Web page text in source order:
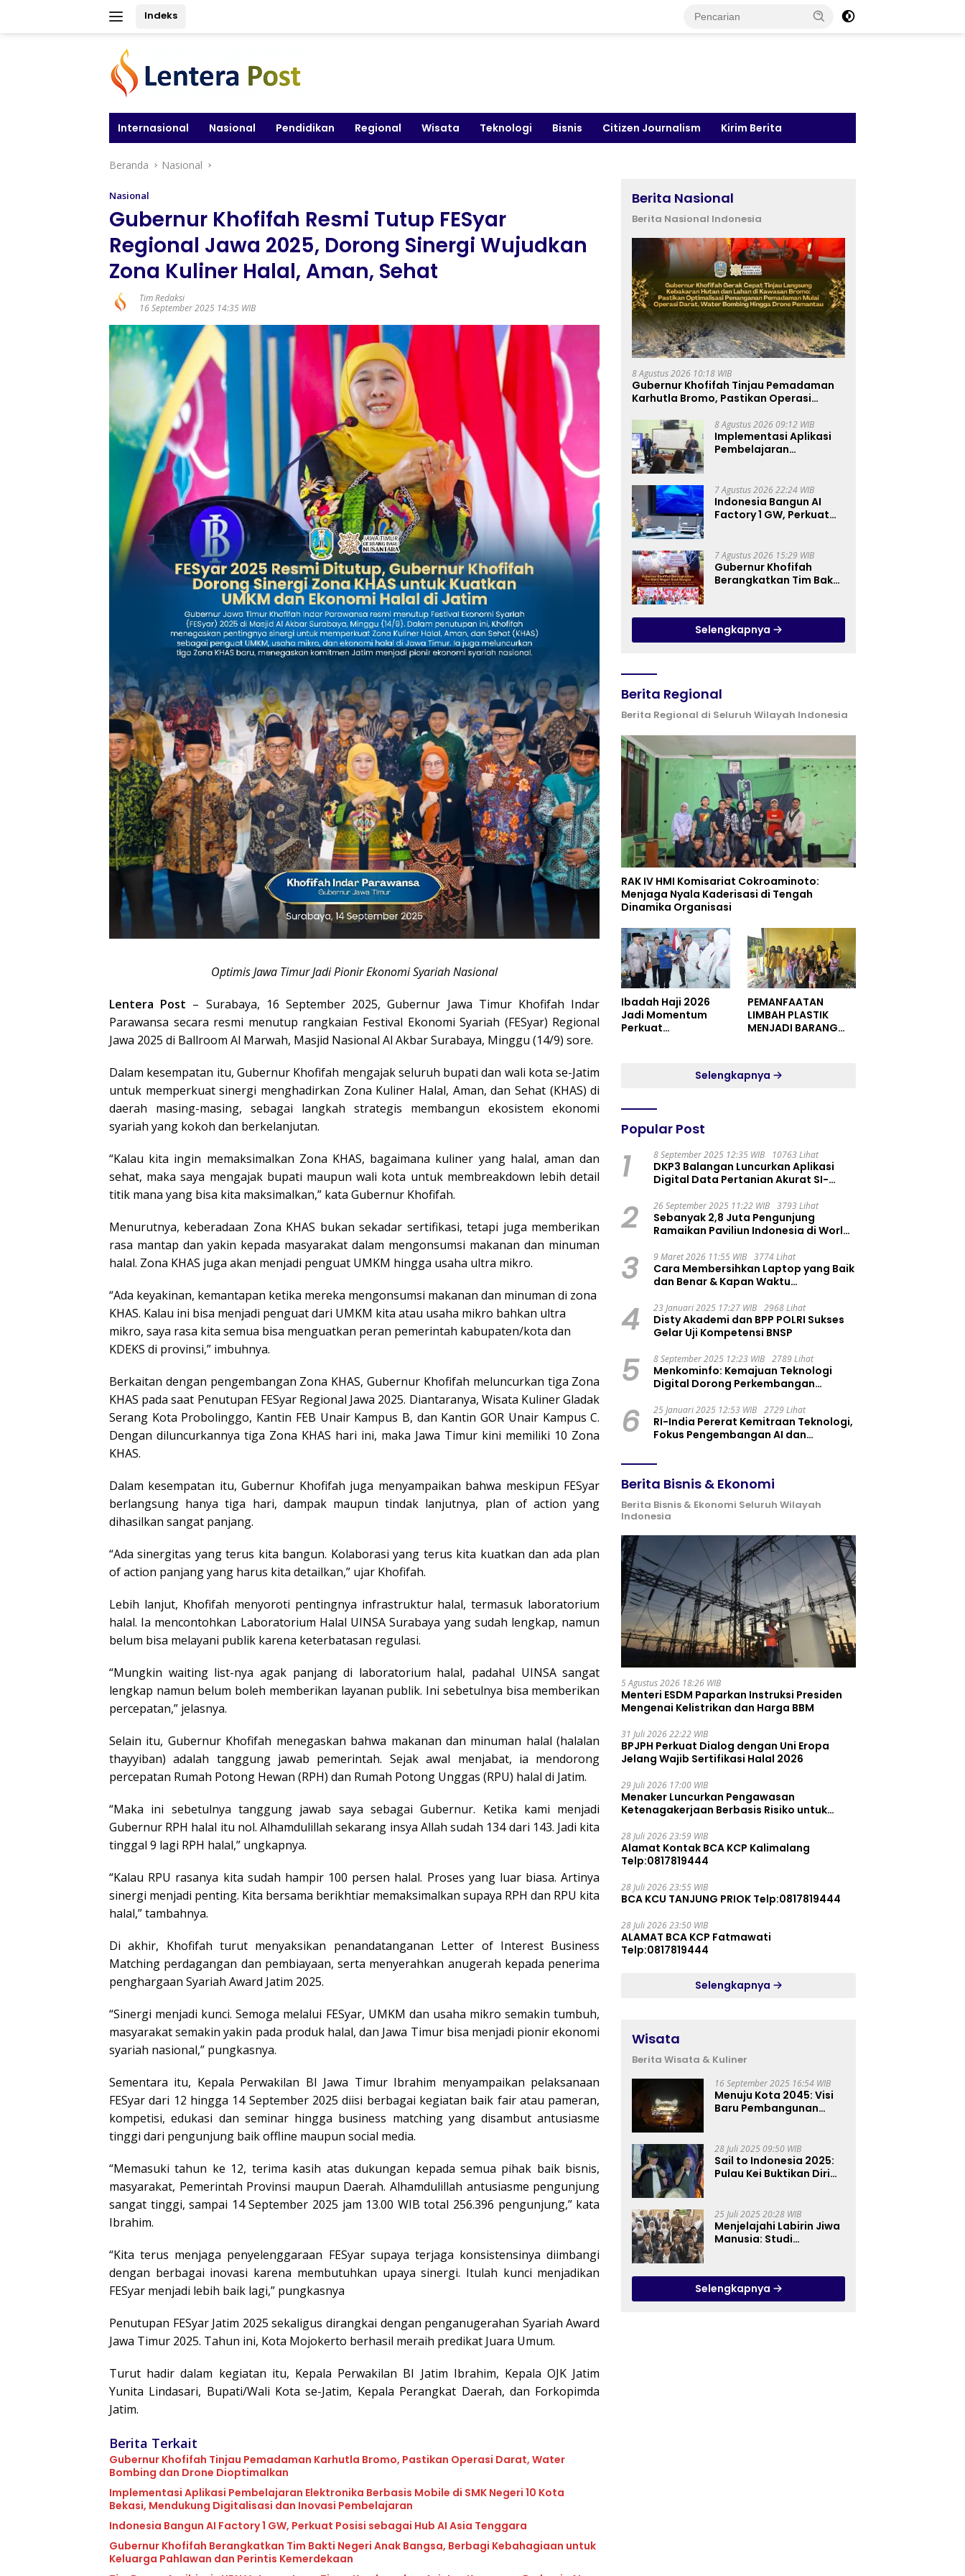
Indeks
Internasional Nasional Pendidikan Regional Wisata Teknologi Bisnis Citizen Journalism Kirim Berita
Beranda Nasional
Nasional
Gubernur Khofifah Resmi Tutup FESyar
Regional Jawa 2025, Dorong Sinergi Wujudkan
Zona Kuliner Halal, Aman, Sehat
Tim Redaksi
16 September 2025 14:35 WIB
Optimis Jawa Timur Jadi Pionir Ekonomi Syariah Nasional
Lentera Post – Surabaya, 16 September 2025, Gubernur Jawa Timur Khofifah Indar
Parawansa secara resmi menutup rangkaian Festival Ekonomi Syariah (FESyar) Regional
Jawa 2025 di Ballroom Al Marwah, Masjid Nasional Al Akbar Surabaya, Minggu (14/9) sore.
Dalam kesempatan itu, Gubernur Khofifah mengajak seluruh bupati dan wali kota se-Jatim
untuk memperkuat sinergi menghadirkan Zona Kuliner Halal, Aman, dan Sehat (KHAS) di
daerah masing-masing, sebagai langkah strategis membangun ekosistem ekonomi
syariah yang kokoh dan berkelanjutan.
“Kalau kita ingin memaksimalkan Zona KHAS, bagaimana kuliner yang halal, aman dan
sehat, maka saya mengajak bupati maupun wali kota untuk membreakdown lebih detail
titik mana yang bisa kita maksimalkan,” kata Gubernur Khofifah.
Menurutnya, keberadaan Zona KHAS bukan sekadar sertifikasi, tetapi juga memberikan
rasa mantap dan yakin kepada masyarakat dalam mengonsumsi makanan dan minuman
halal. Zona KHAS juga akan menjadi penguat UMKM hingga usaha ultra mikro.
“Ada keyakinan, kemantapan ketika mereka mengonsumsi makanan dan minuman di zona
KHAS. Kalau ini bisa menjadi penguat dari UMKM kita atau usaha mikro bahkan ultra
mikro, saya rasa kita semua bisa menguatkan peran pemerintah kabupaten/kota dan
KDEKS di provinsi,” imbuhnya.
Berkaitan dengan pengembangan Zona KHAS, Gubernur Khofifah meluncurkan tiga Zona
KHAS pada saat Penutupan FESyar Regional Jawa 2025. Diantaranya, Wisata Kuliner Gladak
Serang Kota Probolinggo, Kantin FEB Unair Kampus B, dan Kantin GOR Unair Kampus C.
Dengan diluncurkannya tiga Zona KHAS hari ini, maka Jawa Timur kini memiliki 10 Zona
KHAS.
Dalam kesempatan itu, Gubernur Khofifah juga menyampaikan bahwa meskipun FESyar
berlangsung hanya tiga hari, dampak maupun tindak lanjutnya, plan of action yang
dihasilkan sangat panjang.
“Ada sinergitas yang terus kita bangun. Kolaborasi yang terus kita kuatkan dan ada plan
of action panjang yang harus kita detailkan,” ujar Khofifah.
Lebih lanjut, Khofifah menyoroti pentingnya infrastruktur halal, termasuk laboratorium
halal. Ia mencontohkan Laboratorium Halal UINSA Surabaya yang sudah lengkap, namun
belum bisa melayani publik karena keterbatasan regulasi.
“Mungkin waiting list-nya agak panjang di laboratorium halal, padahal UINSA sangat
lengkap namun belum boleh memberikan layanan publik. Ini sebetulnya bisa memberikan
percepatan,” jelasnya.
Selain itu, Gubernur Khofifah menegaskan bahwa makanan dan minuman halal (halalan
thayyiban) adalah tanggung jawab pemerintah. Sejak awal menjabat, ia mendorong
percepatan Rumah Potong Hewan (RPH) dan Rumah Potong Unggas (RPU) halal di Jatim.
“Maka ini sebetulnya tanggung jawab saya sebagai Gubernur. Ketika kami menjadi
Gubernur RPH halal itu nol. Alhamdulillah sekarang insya Allah sudah 134 dari 143. Jadi kita
tinggal 9 lagi RPH halal,” ungkapnya.
“Kalau RPU rasanya kita sudah hampir 100 persen halal. Proses yang luar biasa. Artinya
sinergi menjadi penting. Kita bersama berikhtiar memaksimalkan supaya RPH dan RPU kita
halal,” tambahnya.
Di akhir, Khofifah turut menyaksikan penandatanganan Letter of Interest Business
Matching perdagangan dan pembiayaan, serta menyerahkan anugerah kepada penerima
penghargaan Syariah Award Jatim 2025.
“Sinergi menjadi kunci. Semoga melalui FESyar, UMKM dan usaha mikro semakin tumbuh,
masyarakat semakin yakin pada produk halal, dan Jawa Timur bisa menjadi pionir ekonomi
syariah nasional,” pungkasnya.
Sementara itu, Kepala Perwakilan BI Jawa Timur Ibrahim menyampaikan pelaksanaan
FESyar dari 12 hingga 14 September 2025 diisi berbagai kegiatan baik fair atau pameran,
kompetisi, edukasi dan seminar hingga business matching yang disambut antusiasme
tinggi dari pengunjung baik offline maupun social media.
“Memasuki tahun ke 12, terima kasih atas dukungan kepada semua pihak baik bisnis,
masyarakat, Pemerintah Provinsi maupun Daerah. Alhamdulillah antusiasme pengunjung
sangat tinggi, sampai 14 September 2025 jam 13.00 WIB total 256.396 pengunjung,” kata
Ibrahim.
“Kita terus menjaga penyelenggaraan FESyar supaya terjaga konsistensinya diimbangi
dengan berbagai inovasi karena membutuhkan upaya sinergi. Itulah kunci menjadikan
FESyar menjadi lebih baik lagi,” pungkasnya
Penutupan FESyar Jatim 2025 sekaligus dirangkai dengan penganugerahan Syariah Award
Jawa Timur 2025. Tahun ini, Kota Mojokerto berhasil meraih predikat Juara Umum.
Turut hadir dalam kegiatan itu, Kepala Perwakilan BI Jatim Ibrahim, Kepala OJK Jatim
Yunita Lindasari, Bupati/Wali Kota se-Jatim, Kepala Perangkat Daerah, dan Forkopimda
Jatim.
Berita Terkait
Gubernur Khofifah Tinjau Pemadaman Karhutla Bromo, Pastikan Operasi Darat, Water
Bombing dan Drone Dioptimalkan
Implementasi Aplikasi Pembelajaran Elektronika Berbasis Mobile di SMK Negeri 10 Kota
Bekasi, Mendukung Digitalisasi dan Inovasi Pembelajaran
Indonesia Bangun AI Factory 1 GW, Perkuat Posisi sebagai Hub AI Asia Tenggara
Gubernur Khofifah Berangkatkan Tim Bakti Negeri Anak Bangsa, Berbagi Kebahagiaan untuk
Keluarga Pahlawan dan Perintis Kemerdekaan
Berita Nasional
Berita Nasional Indonesia
8 Agustus 2026 10:18 WIB
Gubernur Khofifah Tinjau Pemadaman
Karhutla Bromo, Pastikan Operasi
Dioptimalkan
8 Agustus 2026 09:12 WIB
Implementasi Aplikasi
Pembelajaran
Kota Bekasi, Mendukung
Digitalisasi dan Inovasi
Pembelajaran
7 Agustus 2026 22:24 WIB
Indonesia Bangun AI
Factory 1 GW, Perkuat
7 Agustus 2026 15:29 WIB
Gubernur Khofifah
Berangkatkan Tim Bakti
untuk Keluarga
Pahlawan dan Perintis
Kemerdekaan
Selengkapnya
Berita Regional
Berita Regional di Seluruh Wilayah Indonesia
RAK IV HMI Komisariat Cokroaminoto:
Menjaga Nyala Kaderisasi di Tengah
Dinamika Organisasi
Ibadah Haji 2026
Jadi Momentum
Perkuat
PEMANFAATAN
LIMBAH PLASTIK
MENJADI BARANG
RESIDENCE
Selengkapnya
Popular Post
1 8 September 2025 12:35 WIB 10763 Lihat
DKP3 Balangan Luncurkan Aplikasi
Digital Data Pertanian Akurat SI-
2 26 September 2025 11:22 WIB 3793 Lihat
Sebanyak 2,8 Juta Pengunjung
Ramaikan Paviliun Indonesia di World
3 9 Maret 2026 11:55 WIB 3774 Lihat
Cara Membersihkan Laptop yang Baik
dan Benar & Kapan Waktu
4 23 Januari 2025 17:27 WIB 2968 Lihat
Disty Akademi dan BPP POLRI Sukses
Gelar Uji Kompetensi BNSP
5 8 September 2025 12:23 WIB 2789 Lihat
Menkominfo: Kemajuan Teknologi
Digital Dorong Perkembangan
6 25 Januari 2025 12:53 WIB 2729 Lihat
RI-India Pererat Kemitraan Teknologi,
Fokus Pengembangan AI dan
Berita Bisnis & Ekonomi
Berita Bisnis & Ekonomi Seluruh Wilayah
Indonesia
5 Agustus 2026 18:26 WIB
Menteri ESDM Paparkan Instruksi Presiden
Mengenai Kelistrikan dan Harga BBM
31 Juli 2026 22:22 WIB
BPJPH Perkuat Dialog dengan Uni Eropa
Jelang Wajib Sertifikasi Halal 2026
29 Juli 2026 17:00 WIB
Menaker Luncurkan Pengawasan
Ketenagakerjaan Berbasis Risiko untuk
28 Juli 2026 23:59 WIB
Alamat Kontak BCA KCP Kalimalang
Telp:0817819444
28 Juli 2026 23:55 WIB
BCA KCU TANJUNG PRIOK Telp:0817819444
28 Juli 2026 23:50 WIB
ALAMAT BCA KCP Fatmawati
Telp:0817819444
Selengkapnya
Wisata
Berita Wisata & Kuliner
16 September 2025 16:54 WIB
Menuju Kota 2045: Visi
Baru Pembangunan
28 Juli 2025 09:50 WIB
Sail to Indonesia 2025:
Pulau Kei Buktikan Diri
25 Juli 2025 20:28 WIB
Menjelajahi Labirin Jiwa
Manusia: Studi
Pandanaran di RSJ
Grhasia
Selengkapnya